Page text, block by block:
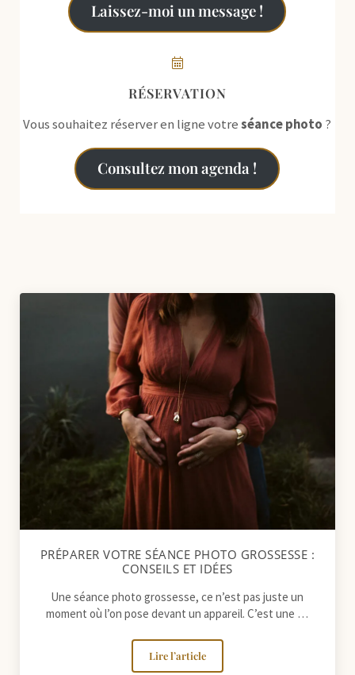
Laissez-moi un message !
RÉSERVATION
Vous souhaitez réserver en ligne votreséance photo ?
Consultez mon agenda !
PRÉPARER VOTRE SÉANCE PHOTO GROSSESSE :
CONSEILS ET IDÉES
Une séance photo grossesse, ce n’est pas juste un
moment où l’on pose devant un appareil. C’est une …
Lire l’articlePréparer votre séance photo